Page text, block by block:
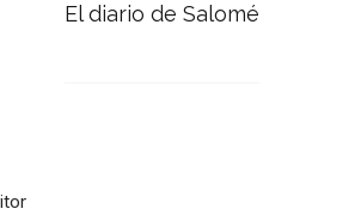
El diario de Salomé